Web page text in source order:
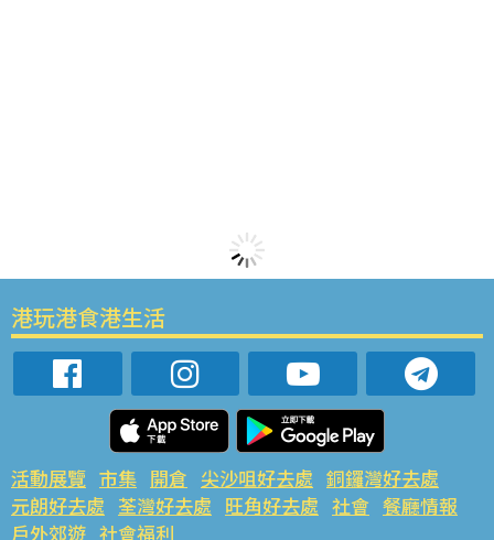
港玩港食港生活
活動展覽 市集 開倉 尖沙咀好去處 銅鑼灣好去處
元朗好去處 荃灣好去處 旺角好去處 社會 餐廳情報
戶外郊遊 社會福利